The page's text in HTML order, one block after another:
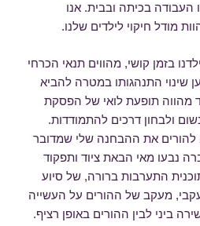
העבודה בכיתה ובבית. אנו
מודל חיקוי לילדים שלנו.
בזמן קושי, מהווים תנאי הכרחי
שינוי התנהגותו במטרה להביא
מהווה תופעת לואי של הפסקת
ולבחון דרכים להתמודדות.
את ההבחנה שלי שמדובר
נבעו מאי הבאת ציוד ותפקוד
התערבות ברורה, של סיוע
מעקב של ההורים על העשייה
ביני לבין ההורים באופן רציף.